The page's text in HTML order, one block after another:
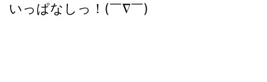
いっぱなしっ！(￣∇￣)